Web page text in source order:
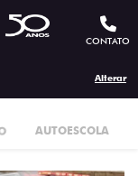
CONTATO
Alterar
AUTOESCOLA